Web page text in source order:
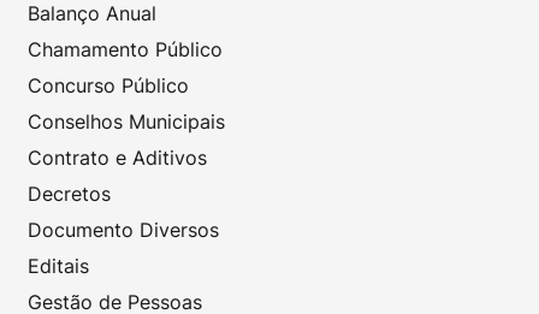
Balanço Anual
Chamamento Público
Concurso Público
Conselhos Municipais
Contrato e Aditivos
Decretos
Documento Diversos
Editais
Gestão de Pessoas